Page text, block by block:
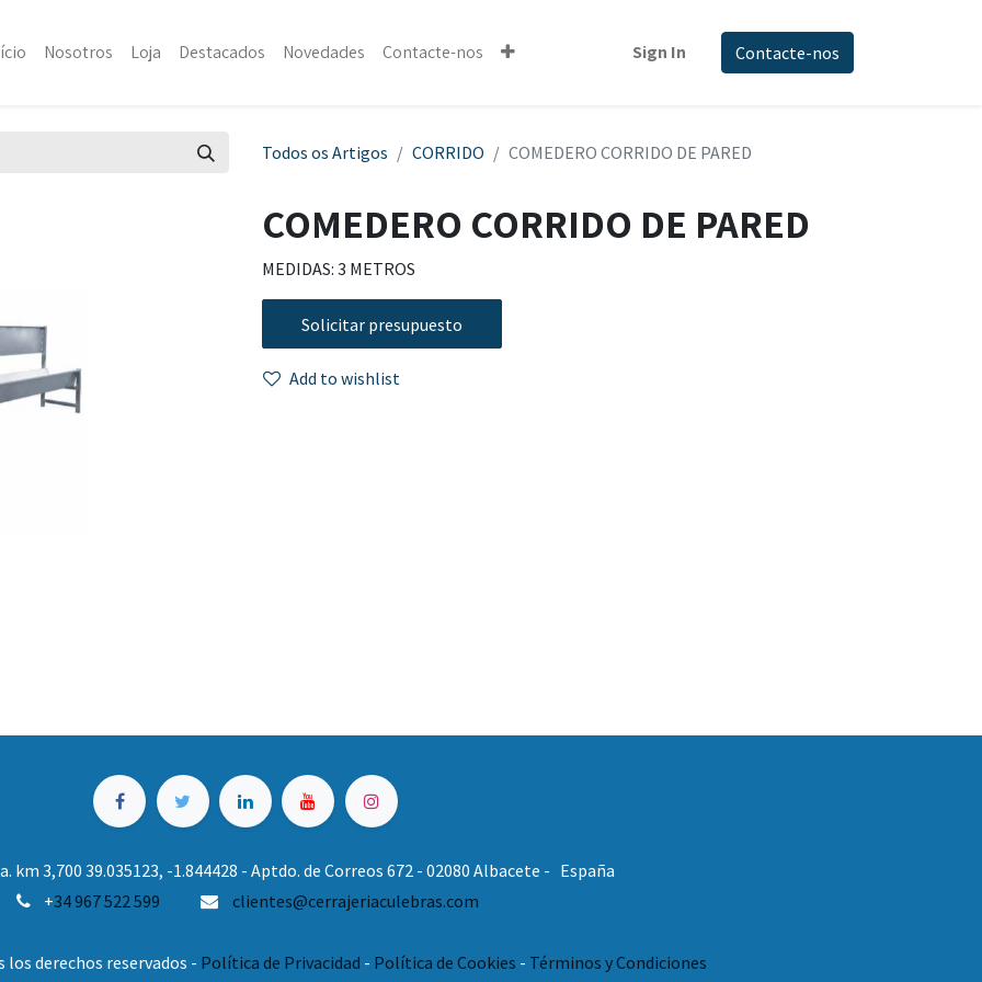
Nosotros Loja Destacados Novedades Contacte-nos Sign In Contacte-nos
Todos os Artigos CORRIDO COMEDERO CORRIDO DE PARED
COMEDERO CORRIDO DE PARED
MEDIDAS: 3 METROS
Solicitar presupuesto
Add to wishlist
km 3,700 39.035123, -1.844428 - Aptdo. de Correos 672 - 02080 Albacete - España
+34 967 522 599 clientes@cerrajeriaculebras.com
derechos reservados - Política de Privacidad - Política de Cookies - Términos y Condiciones